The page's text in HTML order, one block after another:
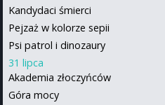
Kandydaci śmierci
Pejzaż w kolorze sepii
Psi patrol i dinozaury
31 lipca
Akademia złoczyńców
Góra mocy